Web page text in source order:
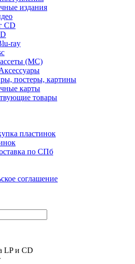
издания
CD
ray
(MC)
постеры, картины
карты
товары
пластинок
по СПб
соглашение
LP и CD